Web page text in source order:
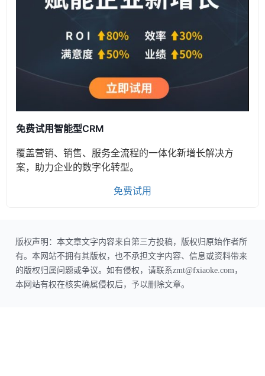
免费试用智能型CRM
覆盖营销、销售、服务全流程的一体化新增长解决方
案，助力企业的数字化转型。
免费试用
版权声明：本文章文字内容来自第三方投稿，版权归原始作者所
有。本网站不拥有其版权，也不承担文字内容、信息或资料带来
的版权归属问题或争议。如有侵权，请联系zmt@fxiaoke.com，
本网站有权在核实确属侵权后，予以删除文章。